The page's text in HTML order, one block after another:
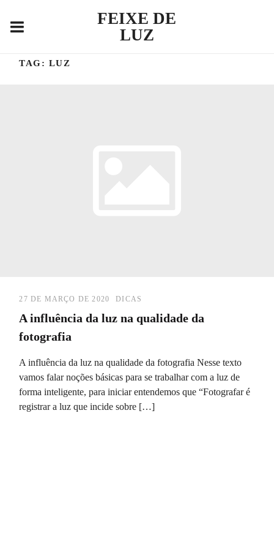
FEIXE DE
LUZ
TAG: LUZ
27 DE MARÇO DE 2020 DICAS
A influência da luz na qualidade da
fotografia
A influência da luz na qualidade da fotografia Nesse texto
vamos falar noções básicas para se trabalhar com a luz de
forma inteligente, para iniciar entendemos que “Fotografar é
registrar a luz que incide sobre […]